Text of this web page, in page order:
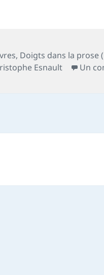
, Doigts dans la prose
Esnault Un